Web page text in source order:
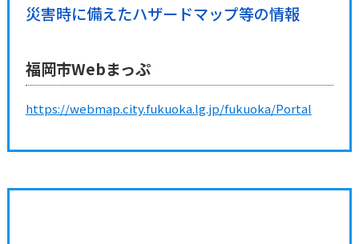
災害時に備えたハザードマップ等の情報
福岡市Webまっぷ
https://webmap.city.fukuoka.lg.jp/fukuoka/Portal